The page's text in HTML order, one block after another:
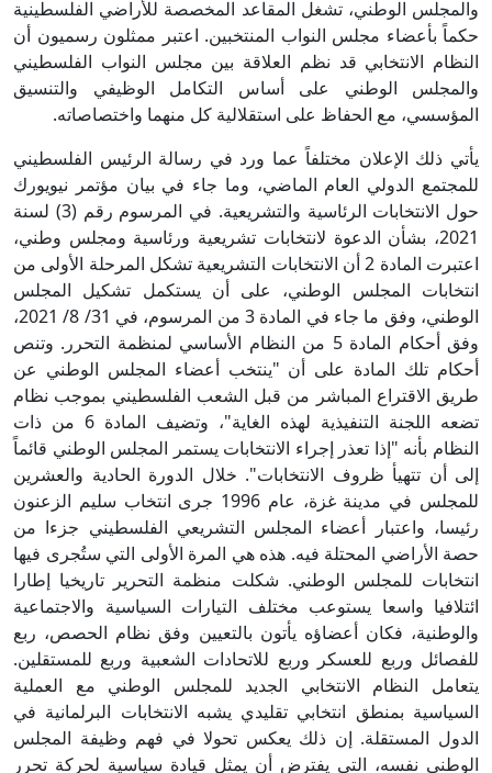
والمجلس الوطني، تشغل المقاعد المخصصة للأراضي الفلسطينية
حكماً بأعضاء مجلس النواب المنتخبين. اعتبر ممثلون رسميون أن
النظام الانتخابي قد نظم العلاقة بين مجلس النواب الفلسطيني
والمجلس الوطني على أساس التكامل الوظيفي والتنسيق
المؤسسي، مع الحفاظ على استقلالية كل منهما واختصاصاته.
يأتي ذلك الإعلان مختلفاً عما ورد في رسالة الرئيس الفلسطيني
للمجتمع الدولي العام الماضي، وما جاء في بيان مؤتمر نيويورك
حول الانتخابات الرئاسية والتشريعية. في المرسوم رقم (3) لسنة
2021، بشأن الدعوة لانتخابات تشريعية ورئاسية ومجلس وطني،
اعتبرت المادة 2 أن الانتخابات التشريعية تشكل المرحلة الأولى من
انتخابات المجلس الوطني، على أن يستكمل تشكيل المجلس
الوطني، وفق ما جاء في المادة 3 من المرسوم، في 31/ 8/ 2021،
وفق أحكام المادة 5 من النظام الأساسي لمنظمة التحرر. وتنص
أحكام تلك المادة على أن "ينتخب أعضاء المجلس الوطني عن
طريق الاقتراع المباشر من قبل الشعب الفلسطيني بموجب نظام
تضعه اللجنة التنفيذية لهذه الغاية"، وتضيف المادة 6 من ذات
النظام بأنه "إذا تعذر إجراء الانتخابات يستمر المجلس الوطني قائماً
إلى أن تتهيأ ظروف الانتخابات". خلال الدورة الحادية والعشرين
للمجلس في مدينة غزة، عام 1996 جرى انتخاب سليم الزعنون
رئيسا، واعتبار أعضاء المجلس التشريعي الفلسطيني جزءا من
حصة الأراضي المحتلة فيه. هذه هي المرة الأولى التي ستُجرى فيها
انتخابات للمجلس الوطني. شكلت منظمة التحرير تاريخيا إطارا
ائتلافيا واسعا يستوعب مختلف التيارات السياسية والاجتماعية
والوطنية، فكان أعضاؤه يأتون بالتعيين وفق نظام الحصص، ربع
للفصائل وربع للعسكر وربع للاتحادات الشعبية وربع للمستقلين.
يتعامل النظام الانتخابي الجديد للمجلس الوطني مع العملية
السياسية بمنطق انتخابي تقليدي يشبه الانتخابات البرلمانية في
الدول المستقلة. إن ذلك يعكس تحولا في فهم وظيفة المجلس
الوطني نفسه، التي يفترض أن يمثل قيادة سياسية لحركة تحرر